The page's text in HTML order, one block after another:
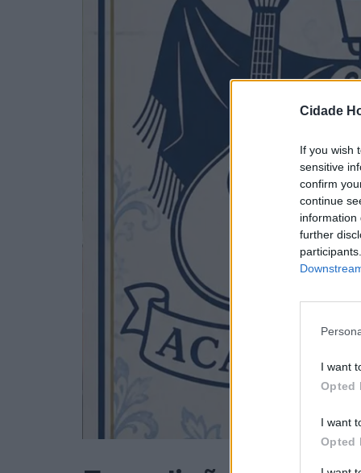
Cidade
If you wish
sensitive
confirm
continue
information
further
I want
Opted
I want
Opted